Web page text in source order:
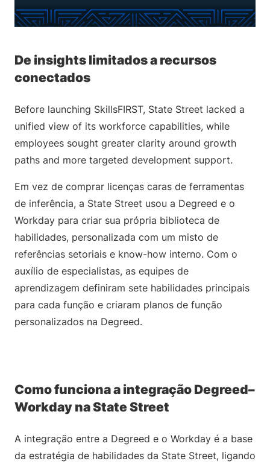
De insights limitados a recursos
conectados
Before launching SkillsFIRST, State Street lacked a
unified view of its workforce capabilities, while
employees sought greater clarity around growth
paths and more targeted development support.
Em vez de comprar licenças caras de ferramentas
de inferência, a State Street usou a Degreed e o
Workday para criar sua própria biblioteca de
habilidades, personalizada com um misto de
referências setoriais e know-how interno. Com o
auxílio de especialistas, as equipes de
aprendizagem definiram sete habilidades principais
para cada função e criaram planos de função
personalizados na Degreed.
Como funciona a integração Degreed–
Workday na State Street
A integração entre a Degreed e o Workday é a base
da estratégia de habilidades da State Street, ligando